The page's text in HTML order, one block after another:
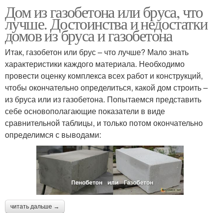
Дом из газобетона или бруса, что
лучше. Достоинства и недостатки
домов из бруса и газобетона
Итак, газобетон или брус – что лучше? Мало знать
характеристики каждого материала. Необходимо
провести оценку комплекса всех работ и конструкций,
чтобы окончательно определиться, какой дом строить –
из бруса или из газобетона. Попытаемся представить
себе основополагающие показатели в виде
сравнительной таблицы, и только потом окончательно
определимся с выводами:
читать дальше →